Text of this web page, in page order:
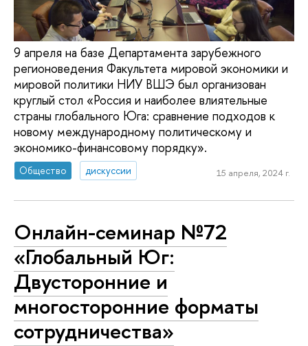
9 апреля на базе Департамента зарубежного
регионоведения Факультета мировой экономики и
мировой политики НИУ ВШЭ был организован
круглый стол «Россия и наиболее влиятельные
страны глобального Юга: сравнение подходов к
новому международному политическому и
экономико-финансовому порядку».
Общество дискуссии 15 апреля, 2024 г.
Онлайн-семинар №72
«Глобальный Юг:
Двусторонние и
многосторонние форматы
сотрудничества»